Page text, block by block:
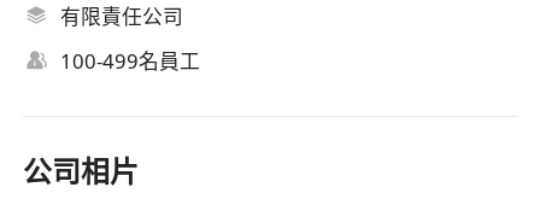
有限責任公司
100-499名員工
公司相片